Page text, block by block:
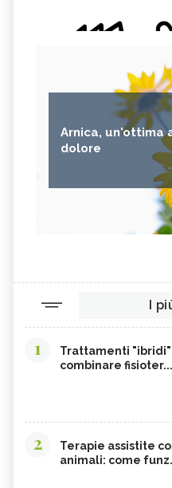
Arnica, un'ottima
dolore
I
1
Trattamenti
combinare fisioter...
2
Terapie assistite
animali: come